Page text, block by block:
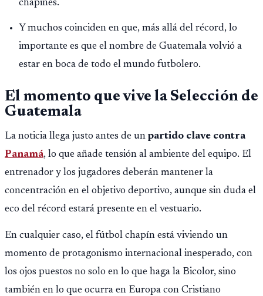
chapines.
Y muchos coinciden en que, más allá del récord, lo
importante es que el nombre de Guatemala volvió a
estar en boca de todo el mundo futbolero.
El momento que vive la Selección de
Guatemala
La noticia llega justo antes de un partido clave contra
Panamá, lo que añade tensión al ambiente del equipo. El
entrenador y los jugadores deberán mantener la
concentración en el objetivo deportivo, aunque sin duda el
eco del récord estará presente en el vestuario.
En cualquier caso, el fútbol chapín está viviendo un
momento de protagonismo internacional inesperado, con
los ojos puestos no solo en lo que haga la Bicolor, sino
también en lo que ocurra en Europa con Cristiano